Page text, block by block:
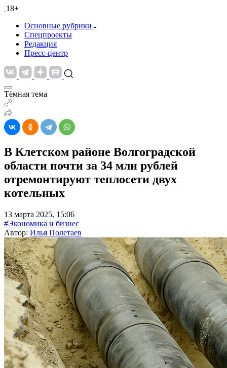
18+
Основные рубрики
Спецпроекты
Редакция
Пресс-центр
Тёмная тема
В Клетском районе Волгоградской
области почти за 34 млн рублей
отремонтируют теплосети двух
котельных
13 марта 2025, 15:06
#Экономика и бизнес
Автор: Илья Полетаев